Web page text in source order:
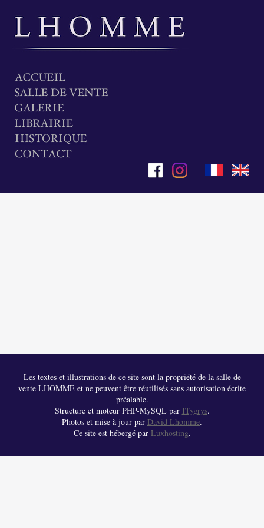
Les textes et illustrations de ce site sont la propriété de la salle de
vente LHOMME et ne peuvent être réutilisés sans autorisation écrite
préalable.
Structure et moteur PHP-MySQL par ITygrys.
Photos et mise à jour par David Lhomme.
Ce site est hébergé par Luxhosting.